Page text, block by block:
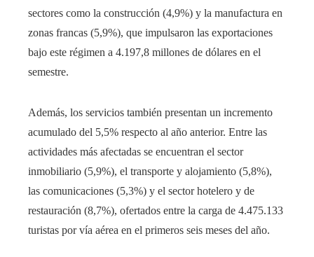
sectores como la construcción (4,9%) y la manufactura en
zonas francas (5,9%), que impulsaron las exportaciones
bajo este régimen a 4.197,8 millones de dólares en el
semestre.
Además, los servicios también presentan un incremento
acumulado del 5,5% respecto al año anterior. Entre las
actividades más afectadas se encuentran el sector
inmobiliario (5,9%), el transporte y alojamiento (5,8%),
las comunicaciones (5,3%) y el sector hotelero y de
restauración (8,7%), ofertados entre la carga de 4.475.133
turistas por vía aérea en el primeros seis meses del año.